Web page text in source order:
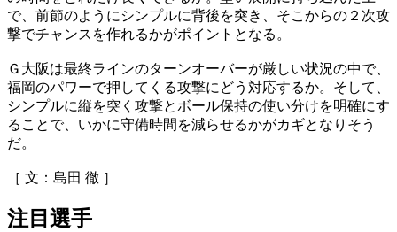
で、前節のようにシンプルに背後を突き、そこからの２次攻
撃でチャンスを作れるかがポイントとなる。
Ｇ大阪は最終ラインのターンオーバーが厳しい状況の中で、
福岡のパワーで押してくる攻撃にどう対応するか。そして、
シンプルに縦を突く攻撃とボール保持の使い分けを明確にす
ることで、いかに守備時間を減らせるかがカギとなりそう
だ。
［ 文：島田 徹 ］
注目選手